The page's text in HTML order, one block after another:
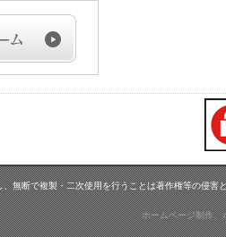
無断で複製・二次使用を行うことは著作権等の侵害
ホームページ制作、